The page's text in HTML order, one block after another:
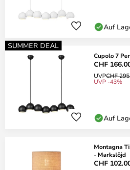
Auf
SUMMER DEAL
Cupolo 7
CHF
UVPCHF
UVP -43%
Auf
Montagna
- Markslöjd
CHF